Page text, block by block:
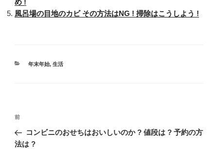
め !
風呂場の目地のカビ その方法はNG ! 掃除はこうしよう !
カ
年末年始, 生活
投
ナ
過
去
の
前
コンビニのおせちはおいしいのか ? 値段は ? 予約の方
法は ?